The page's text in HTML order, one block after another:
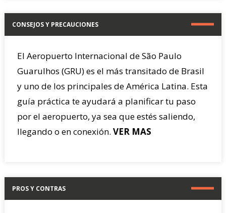
CONSEJOS Y PRECAUCIONES
El Aeropuerto Internacional de São Paulo
Guarulhos (GRU) es el más transitado de Brasil
y uno de los principales de América Latina. Esta
guía práctica te ayudará a planificar tu paso
por el aeropuerto, ya sea que estés saliendo,
llegando o en conexión. VER MAS
PROS Y CONTRAS